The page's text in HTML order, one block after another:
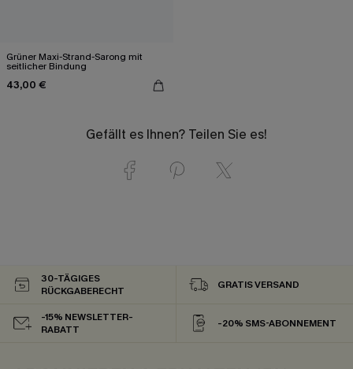
Grüner Maxi-Strand-Sarong mit
seitlicher Bindung
43,00 €
Gefällt es Ihnen? Teilen Sie es!
30-TÄGIGES
RÜCKGABERECHT
GRATIS VERSAND
-15% NEWSLETTER-
RABATT
-20% SMS-ABONNEMENT